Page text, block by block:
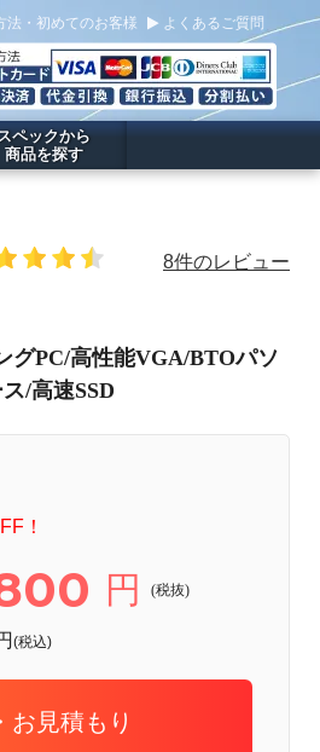
法・初めてのお客様 よくあるご質問
ペックから
商品を探す
8件のレビュー
グPC/高性能VGA/BTOパソ
/高速SSD
！
円 (税抜)
(税込)
お見積もり